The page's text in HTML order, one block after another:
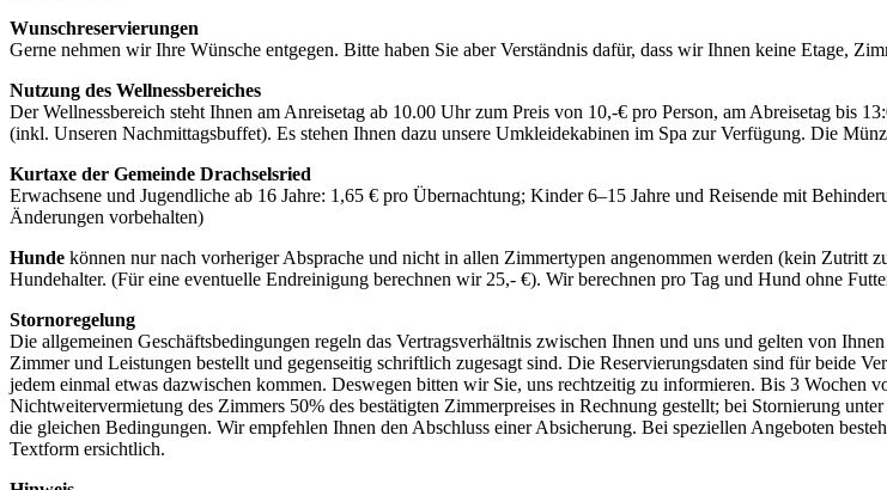
Wunschreservierungen
Gerne nehmen wir Ihre Wünsche entgegen. Bitte haben Sie aber Verständnis dafür, dass wir Ihnen keine Etage,
Nutzung des Wellnessbereiches
Der Wellnessbereich steht Ihnen am Anreisetag ab 10.00 Uhr zum Preis von 10,-€ pro Person, am Abreisetag bis
(inkl. Unseren Nachmittagsbuffet). Es stehen Ihnen dazu unsere Umkleidekabinen im Spa zur Verfügung. Die
Kurtaxe der Gemeinde Drachselsried
Erwachsene und Jugendliche ab 16 Jahre: 1,65 € pro Übernachtung; Kinder 6–15 Jahre und Reisende mit
Änderungen vorbehalten)
Hunde können nur nach vorheriger Absprache und nicht in allen Zimmertypen angenommen werden (kein Zutritt
Hundehalter. (Für eine eventuelle Endreinigung berechnen wir 25,- €). Wir berechnen pro Tag und Hund ohne
Stornoregelung
Die allgemeinen Geschäftsbedingungen regeln das Vertragsverhältnis zwischen Ihnen und uns und gelten von
Zimmer und Leistungen bestellt und gegenseitig schriftlich zugesagt sind. Die Reservierungsdaten sind für beide
jedem einmal etwas dazwischen kommen. Deswegen bitten wir Sie, uns rechtzeitig zu informieren. Bis 3 Wochen
Nichtweitervermietung des Zimmers 50% des bestätigten Zimmerpreises in Rechnung gestellt; bei Stornierung
die gleichen Bedingungen. Wir empfehlen Ihnen den Abschluss einer Absicherung. Bei speziellen Angeboten
Textform ersichtlich.